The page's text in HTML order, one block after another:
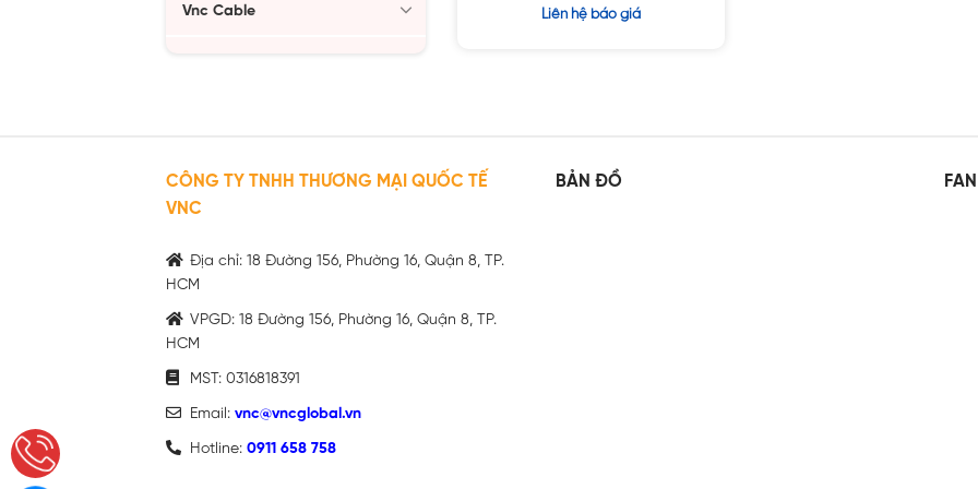
Vnc Cable
Được xếp
Liên hệ báo giá
CÔNG TY TNHH THƯƠNG MẠI QUỐC TẾ
VNC
Địa chỉ: 18 Đường 156, Phường 16, Quận 8, TP.
HCM
VPGD: 18 Đường 156, Phường 16, Quận 8, TP.
HCM
MST: 0316818391
Email: vnc@vncglobal.vn
Hotline: 0911 658 758
BẢN ĐỒ